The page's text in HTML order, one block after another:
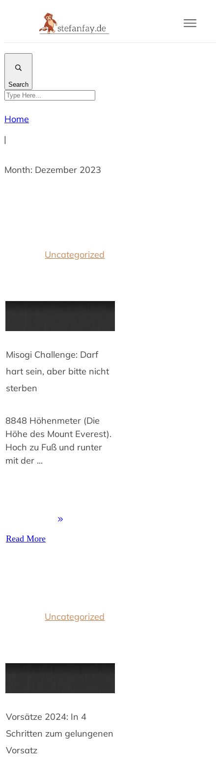
Search
Home
|
Month: Dezember 2023
Uncategorized
Misogi Challenge: Darf
hart sein, aber bitte nicht
sterben
8848 Höhenmeter (Die
Höhe des Mount Everest).
Hoch zu Fuß und runter
mit der ...
Read More
Uncategorized
Vorsätze 2024: In 4
Schritten zum gelungenen
Vorsatz